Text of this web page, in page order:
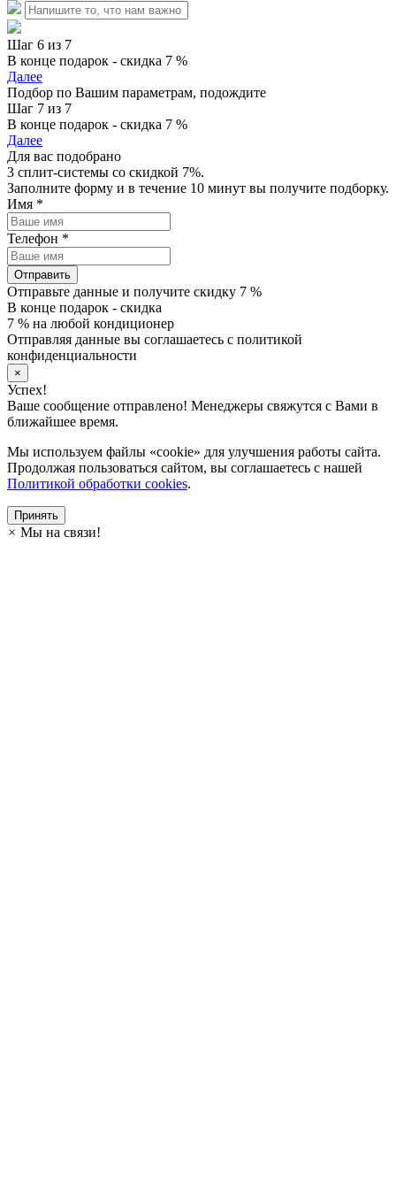
Шаг 6 из 7
В конце подарок - скидка 7 %
Далее
Подбор по Вашим параметрам, подождите
Шаг 7 из 7
В конце подарок - скидка 7 %
Далее
Для вас подобрано
3 сплит-системы со скидкой 7%.
Заполните форму и в течение 10 минут вы получите подборку.
Имя *
Телефон *
Отправить
Отправьте данные и получите скидку 7 %
В конце подарок - скидка
7 % на любой кондиционер
Отправляя данные вы соглашаетесь с политикой
конфиденциальности
×
Успех!
Ваше сообщение отправлено! Менеджеры свяжутся с Вами в
ближайшее время.
Мы используем файлы «cookie» для улучшения работы сайта.
Продолжая пользоваться сайтом, вы соглашаетесь с нашей
Политикой обработки cookies.
Принять
× Мы на связи!